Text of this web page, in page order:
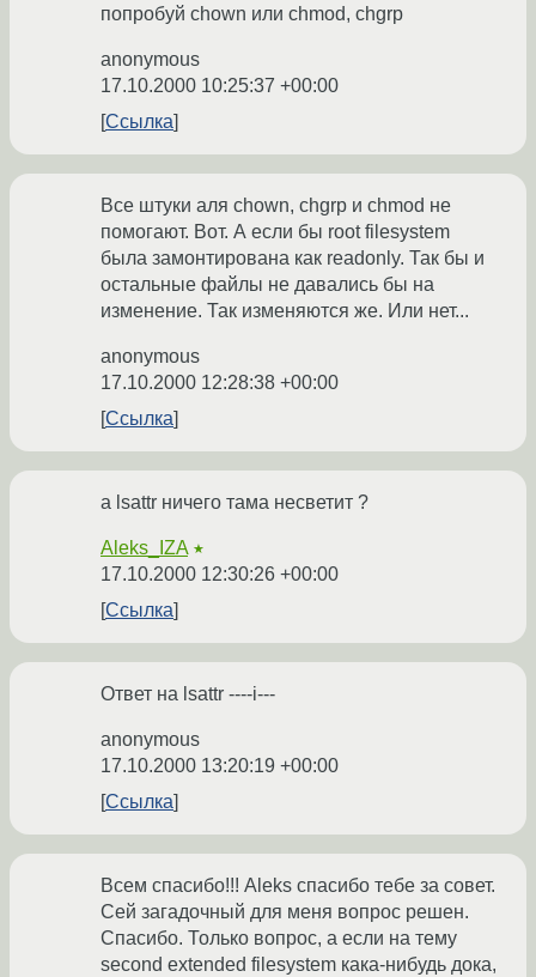
попробуй chown или chmod, chgrp
anonymous
17.10.2000 10:25:37 +00:00
Ссылка
Все штуки аля chown, chgrp и chmod не
помогают. Вот. А если бы root filesystem
была замонтирована как readonly. Так бы и
остальные файлы не давались бы на
изменение. Так изменяются же. Или нет...
anonymous
17.10.2000 12:28:38 +00:00
Ссылка
а lsattr ничего тама несветит ?
Aleks_IZA ★
17.10.2000 12:30:26 +00:00
Ссылка
Ответ на lsattr ----i---
anonymous
17.10.2000 13:20:19 +00:00
Ссылка
Всем спасибо!!! Aleks спасибо тебе за совет.
Сей загадочный для меня вопрос решен.
Спасибо. Только вопрос, а если на тему
second extended filesystem кака-нибудь дока,